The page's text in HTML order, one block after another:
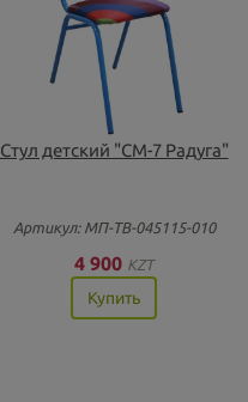
Стул детский "СМ-7 Радуга"
Артикул: МП-ТВ-045115-010
4 900 KZT
Купить